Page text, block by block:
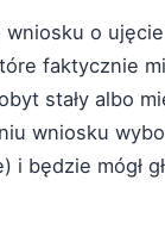
wniosku o
faktycznie
stały albo
wniosku
i będzie mógł